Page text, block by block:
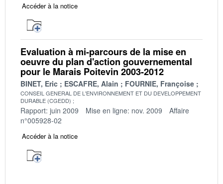
Accéder à la notice
Evaluation à mi-parcours de la mise en
oeuvre du plan d'action gouvernemental
pour le Marais Poitevin 2003-2012
BINET, Eric ESCAFRE, Alain FOURNIE, Françoise
CONSEIL GENERAL DE L'ENVIRONNEMENT ET DU DEVELOPPEMENT
DURABLE (CGEDD)
Rapport: juin 2009 Mise en ligne: nov. 2009
Affaire
n°005928-02
Accéder à la notice